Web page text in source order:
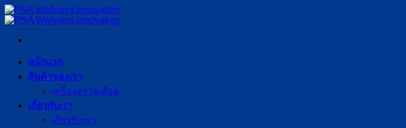
ข้าม
ไป
หน้าแรก
สินค้าของเรา
เครื่องตรวจเลือด
เกี่ยวกับเรา
เกี่ยวกับเรา